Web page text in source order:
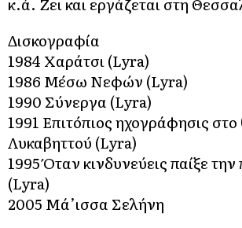
Δισκογραφία
1984 Χαράτσι (Lyra)
1986 Μέσω Νεφών (Lyra)
1990 Σύνεργα (Lyra)
1991 Επιτόπιος ηχογράφησις
Λυκαβηττού (Lyra)
1995 Όταν κινδυνεύεις παίξε
(Lyra)
2005 Μά’ισσα Σελήνη